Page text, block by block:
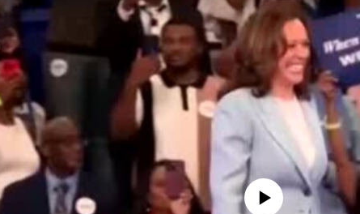
No media source currently